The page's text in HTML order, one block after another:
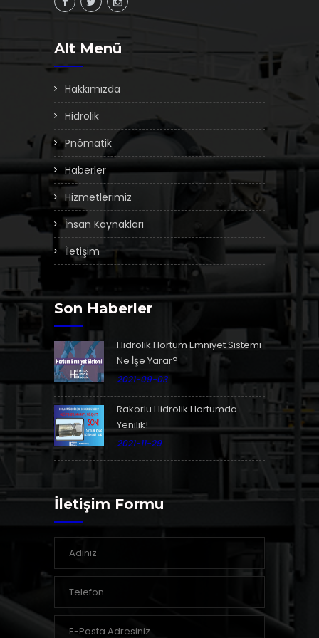
Alt Menü
Hakkımızda
Hidrolik
Pnömatik
Haberler
Hizmetlerimiz
İnsan Kaynakları
İletişim
Son Haberler
Hidrolik Hortum Emniyet Sistemi
Ne İşe Yarar?
2021-09-03
Rakorlu Hidrolik Hortumda
Yenilik!
2021-11-29
İletişim Formu